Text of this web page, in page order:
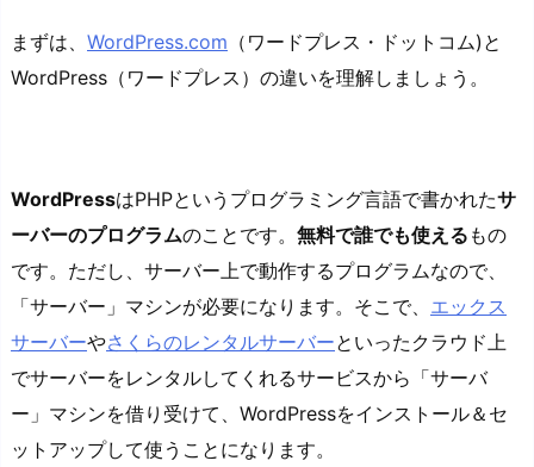
まずは、 WordPress.com （ワードプレス・ドットコム)と
WordPress（ワードプレス）の違いを理解しましょう。
WordPressはPHPというプログラミング言語で書かれたサ
ーバーのプログラムのことです。 無料で誰でも使える もの
です。ただし、サーバー上で動作するプログラムなので、
「サーバー」マシンが必要になります。そこで、 エックス
サーバーやさくらのレンタルサーバーといったクラウド上
でサーバーをレンタルしてくれるサービスから「サーバ
ー」マシンを借り受けて、WordPressをインストール＆セ
ットアップして使うことになります。